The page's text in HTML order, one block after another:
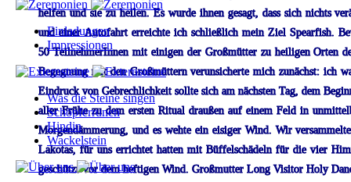
helfen und sie zu heilen. Es wurde ihnen gesagt, dass sich nichts
und einer Autofahrt erreichte ich schließlich mein Ziel Spearfish.
50 TeilnehmerInnen mit einigen der Großmütter zu heiligen Orten
Begegnung mit den Großmütternverunsicherte mich zunächst: ich
Eindruckvon Gebrechlichkeit sollte sich am nächsten Tag, dem
aller Frühe zu dem ersten Ritual draußen auf einem Feld in
Morgendämmerung, und es wehte ein eisiger Wind. Wir
Lakotas, für uns errichtet hatten mit Büffelschädeln für die vier
geschützt vordem heftigen Wind. Großmutter Long Visitor Holy
Einladungen
Impressionen
Was die Steine singen
Schöpferrunen
Hindin
Wackelstein